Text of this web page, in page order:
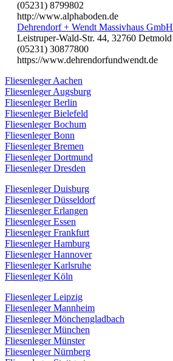
(05231) 8799802
http://www.alphaboden.de
Dehrendorf + Wendt Massivhaus GmbH
Leistruper-Wald-Str. 44, 32760 Detmold
(05231) 30877800
https://www.dehrendorfundwendt.de
Fliesenleger Aachen
Fliesenleger Augsburg
Fliesenleger Berlin
Fliesenleger Bielefeld
Fliesenleger Bochum
Fliesenleger Bonn
Fliesenleger Bremen
Fliesenleger Dortmund
Fliesenleger Dresden
Fliesenleger Duisburg
Fliesenleger Düsseldorf
Fliesenleger Erlangen
Fliesenleger Essen
Fliesenleger Frankfurt
Fliesenleger Hamburg
Fliesenleger Hannover
Fliesenleger Karlsruhe
Fliesenleger Köln
Fliesenleger Leipzig
Fliesenleger Mannheim
Fliesenleger Mönchengladbach
Fliesenleger München
Fliesenleger Münster
Fliesenleger Nürnberg